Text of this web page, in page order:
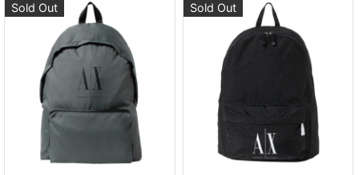
Sold Out Sold Out